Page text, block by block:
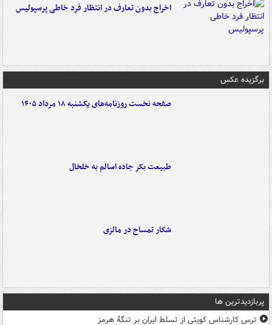
اخراج بدون تعارف در انتظار فرد خاطی پرسپولیس
برگزیده عکس
صفحه نخست روزنامه‌های یکشنبه ۱۸ مرداد ۱۴۰۵
طبیعت بکر جاده اسالم به خلخال
شکار تمساح در مالزی
پربازدیدترین ها
ترس کارشناس کویتی از تسلط ایران بر تنگۀ هرمز